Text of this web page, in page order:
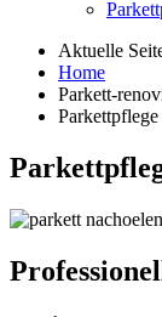
Aktuelle
Home
Parkett-
Parkettpflege